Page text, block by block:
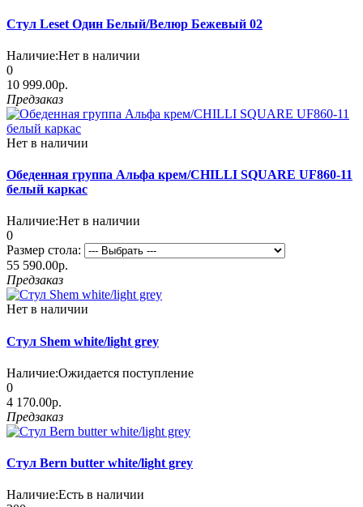
Стул Leset Один Белый/Велюр Бежевый 02
Наличие:Нет в наличии
0
10 999.00р.
Предзаказ
Нет в наличии
Обеденная группа Альфа крем/CHILLI SQUARE UF860-11
белый каркас
Наличие:Нет в наличии
0
Размер стола:
55 590.00р.
Предзаказ
Нет в наличии
Стул Shem white/light grey
Наличие:Ожидается поступление
0
4 170.00р.
Предзаказ
Стул Bern butter white/light grey
Наличие:Есть в наличии